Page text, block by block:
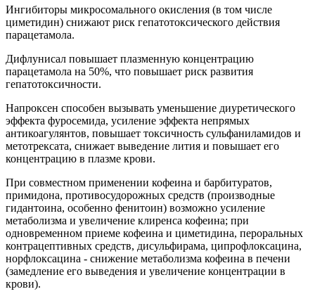
Ингибиторы микросомального окисления (в том числе
циметидин) снижают риск гепатотоксического действия
парацетамола.
Дифлунисал повышает плазменную концентрацию
парацетамола на 50%, что повышает риск развития
гепатотоксичности.
Напроксен способен вызывать уменьшение диуретического
эффекта фуросемида, усиление эффекта непрямых
антикоагулянтов, повышает токсичность сульфаниламидов и
метотрексата, снижает выведение лития и повышает его
концентрацию в плазме крови.
При совместном применении кофеина и барбитуратов,
примидона, противосудорожных средств (производные
гидантоина, особенно фенитоин) возможно усиление
метаболизма и увеличение клиренса кофеина; при
одновременном приеме кофеина и циметидина, пероральных
контрацептивных средств, дисульфирама, ципрофлоксацина,
норфлоксацина - снижение метаболизма кофеина в печени
(замедление его выведения и увеличение концентрации в
крови).